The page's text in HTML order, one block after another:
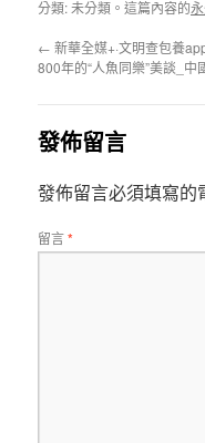
分類: 未分類。這篇內容的
← 新華全媒+·文明查包養
800年的“人魚同樂”美談_中
發佈留言
發佈留言必須填寫的
留言*